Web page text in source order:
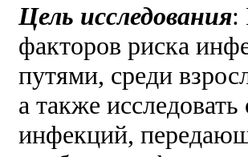
Цель исследования:
факторов риска
путями, среди
а также
инфекций,